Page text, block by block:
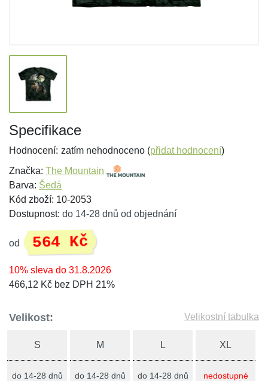
Specifikace
Hodnocení: zatím nehodnoceno (přidat hodnocení)
Značka: The Mountain
Barva: Šedá
Kód zboží: 10-2053
Dostupnost: do 14-28 dnů od objednání
od 564 Kč
10% sleva do 31.8.2026
466,12 Kč bez DPH 21%
Velikost: Velikostní tabulka
S
do 14-28 dnů
M
do 14-28 dnů
L
do 14-28 dnů
XL
nedostupné